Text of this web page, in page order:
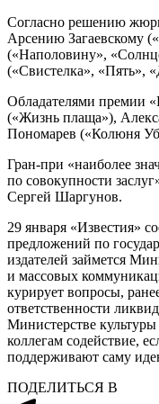
Согласно решению
Арсению Загаевскому
(«Наполовину»,
(«Свистелка», «Пять»,
Обладателями премии
(«Жизнь плаща»),
Пономарев («Колюня
Гран-при «наиболее
по совокупности
Сергей Шаргунов.
29 января «Известия»
предложений по
издателей займется
и массовых
курирует вопросы,
ответственности
Министерстве
коллегам содействие,
поддерживают саму
ПОДЕЛИТЬСЯ В